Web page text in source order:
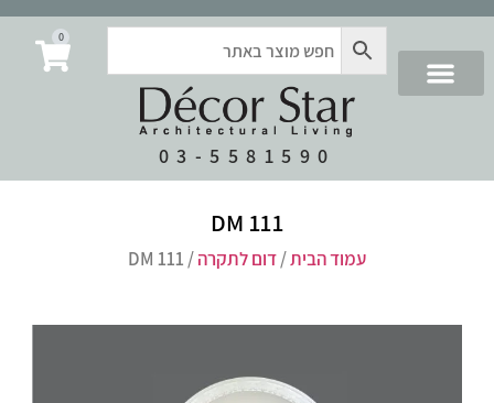
03-5581590
0
DM 111
עמוד הבית/דום לתקרה/ DM 111